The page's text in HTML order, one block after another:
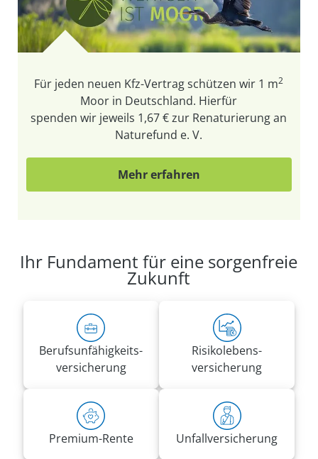
Für jeden neuen Kfz-Vertrag schützen wir 1 m2
Moor in Deutschland. Hierfür
spenden wir jeweils 1,67 € zur Renaturierung an
Naturefund e. V.
Mehr erfahren
Ihr Fundament für eine sorgenfreie
Zukunft
Berufs­unfähigkeits­
versicherung
Risiko­lebens­
versicherung
Premium-Rente Unfall­versicherung